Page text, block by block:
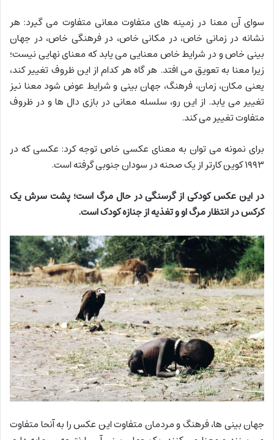
سوای آن معنا در زمینه های متفاوت معانی متفاوت می گیرد: هر
نشانه در زمانی خاص، در مکانی خاص، در فرهنگی خاص، در جهان
بینی خاص و در شرایط خاص معنایی می یابد که معنای نهایی نیست؛
زیرا معنا به تعویق می افتد. هر گاه هر کدام از این ظروف تغییر کند،
یعنی مکان، زمان، فرهنگ، جهان بینی و شرایط عوض شود معنا نیز
تغییر می یابد. از این رو، سلسله معانی در بازی دال ها و در ظروف
متفاوت تغییر می کند.
برای نمونه می توان به معنای عکسی خاص توجه کرد: عکسی که در
۱۹۹۳ کوین کارتر از یک صحنه در سودان جنوبی گرفته است.
در این عکس کودکی از گرسنگی در حال مرگ است؛ پشت سرش یک
کرکس در انتظار مرگ او و تغذیه از جنازه کودک است.
جهان بینی ها، فرهنگ و مردمان متفاوت این عکس را به آنحا متفاوت